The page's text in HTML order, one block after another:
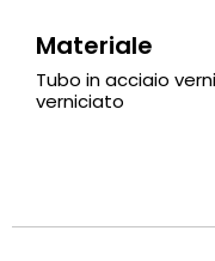
Materiale
Tubo in acciaio
verniciato